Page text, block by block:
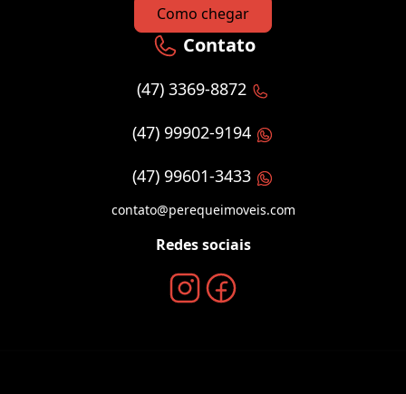
Como chegar
Contato
(47) 3369-8872
(47) 99902-9194
(47) 99601-3433
contato@perequeimoveis.com
Redes sociais